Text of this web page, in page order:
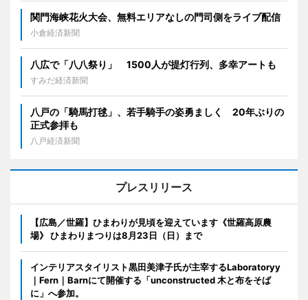
関門海峡花火大会、無料エリアなしの門司側をライブ配信
小倉経済新聞
八広で「八八祭り」 1500人が提灯行列、多幸アートも
すみだ経済新聞
八戸の「騎馬打毬」、若手騎手の姿勇ましく 20年ぶりの
正式参拝も
八戸経済新聞
プレスリリース
【広島／世羅】ひまわりが見頃を迎えています《世羅高原農
場》 ひまわりまつりは8月23日（日）まで
インテリアスタイリスト黒田美津子氏が主宰するLaboratoryy
｜Fern｜Barnにて開催する「unconstructed 木と布をそば
に」へ参加。